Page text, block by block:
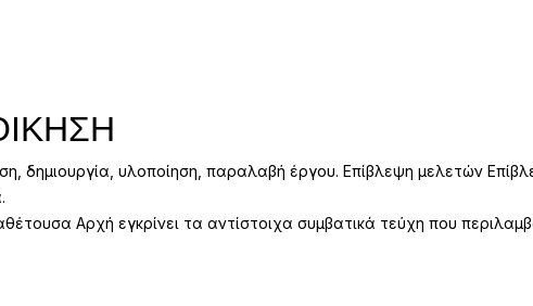
δημιουργία, υλοποίηση, παραλαβή έργου. Επίβλεψη μελετών
Αρχή εγκρίνει τα αντίστοιχα συμβατικά τεύχη που